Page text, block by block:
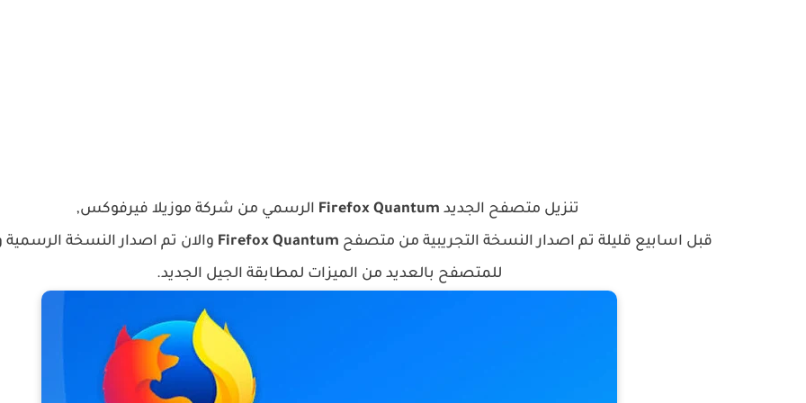
تنزيل متصفح الجديد Firefox Quantum الرسمي من شركة موزيلا فيرفوكس,
قبل اسابيع قليلة تم اصدار النسخة التجريبية من متصفح Firefox Quantum والان تم اصدار النسخة الرسمية
للمتصفح بالعديد من الميزات لمطابقة الجيل الجديد.